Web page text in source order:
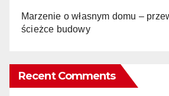
Marzenie o własnym domu –
ścieżce budowy
Recent Comments